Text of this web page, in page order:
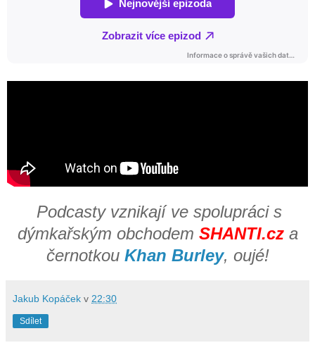
Podcasty vznikají ve spolupráci s
dýmkařským obchodem SHANTI.cza
černotkou Khan Burley, oujé!
Jakub Kopáček v 22:30
Sdílet